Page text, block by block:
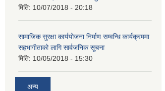
मिति: 10/07/2018 - 20:18
सामाजिक सुरक्षा कार्ययोजना निर्माण सम्वन्धि कार्यक्रममा
सहभागीताको लागि सार्वजनिक सूचना
मिति: 10/05/2018 - 15:30
अन्य